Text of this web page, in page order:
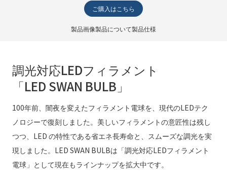
ご購入はこちら
製品画像製品について製品仕様
調光対応LEDフィラメント
「LED SWAN BULB」
100年前、闇夜を変えたフィラメント電球を、現代のLEDテク
ノロジーで復刻しました。美しいフィラメントの意匠性は残し
つつ、LED の特性である省エネ長寿命と、スムーズな調光を実
現しました。LED SWAN BULBは「調光対応LEDフィラメント
電球」として現在もラインナップを拡大中です。